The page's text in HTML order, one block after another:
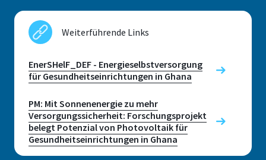
Fax
+49 2241 865 8718
Prof. Dr Stefanie Meilinger
F 306
Grantham-Allee 20
53757, Sankt Augustin
Sankt Augustin
Room
E 240
Grantham-Allee 20
53757, Sankt Augustin
Weiterführende Links
EnerSHelF_DEF - Energieselbstversorgung
für Gesundheitseinrichtungen in Ghana
PM: Mit Sonnenenergie zu mehr
Versorgungssicherheit: Forschungsprojekt
belegt Potenzial von Photovoltaik für
Gesundheitseinrichtungen in Ghana